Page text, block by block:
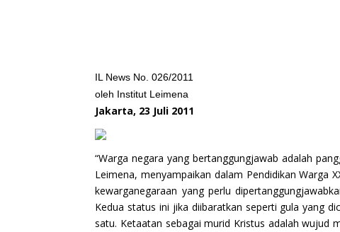
IL News No. 026/2011
oleh Institut Leimena
Jakarta, 23 Juli 2011
“Warga negara yang bertanggungjawab adalah
Leimena, menyampaikan dalam Pendidikan Warga
kewarganegaraan yang perlu
Kedua status ini jika diibaratkan seperti gula yang
satu. Ketaatan sebagai murid Kristus adalah wujud